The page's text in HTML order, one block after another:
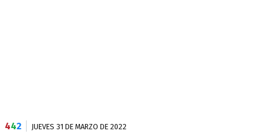
442 JUEVES 31 DE MARZO DE 2022